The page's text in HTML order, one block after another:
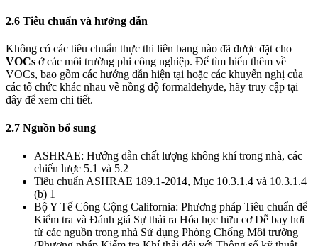
2.6 Tiêu chuẩn và hướng dẫn
Không có các tiêu chuẩn thực thi liên bang nào đã được đặt cho
VOCs ở các môi trường phi công nghiệp. Để tìm hiểu thêm về
VOCs, bao gồm các hướng dẫn hiện tại hoặc các khuyến nghị của
các tổ chức khác nhau về nồng độ formaldehyde, hãy truy cập tại
đây để xem chi tiết.
2.7 Nguồn bổ sung
ASHRAE: Hướng dẫn chất lượng không khí trong nhà, các
chiến lược 5.1 và 5.2
Tiêu chuẩn ASHRAE 189.1-2014, Mục 10.3.1.4 và 10.3.1.4
(b) 1
Bộ Y Tế Công Cộng California: Phương pháp Tiêu chuẩn để
Kiểm tra và Đánh giá Sự thải ra Hóa học hữu cơ Dễ bay hơi
từ các nguồn trong nhà Sử dụng Phòng Chống Môi trường